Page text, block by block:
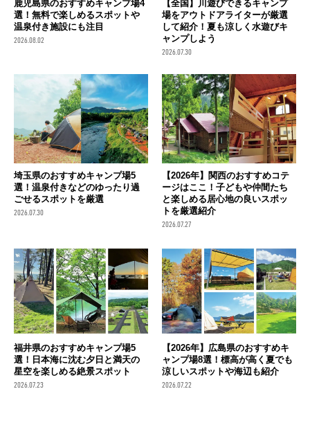
鹿児島県のおすすめキャンプ場4
選！無料で楽しめるスポットや
温泉付き施設にも注目
2026.08.02
【全国】川遊びできるキャンプ
場をアウトドアライターが厳選
して紹介！夏も涼しく水遊びキ
ャンプしよう
2026.07.30
埼玉県のおすすめキャンプ場5
選！温泉付きなどのゆったり過
ごせるスポットを厳選
2026.07.30
【2026年】関西のおすすめコテ
ージはここ！子どもや仲間たち
と楽しめる居心地の良いスポッ
トを厳選紹介
2026.07.27
福井県のおすすめキャンプ場5
選！日本海に沈む夕日と満天の
星空を楽しめる絶景スポット
2026.07.23
【2026年】広島県のおすすめキ
ャンプ場8選！標高が高く夏でも
涼しいスポットや海辺も紹介
2026.07.22